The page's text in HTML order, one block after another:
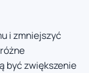
i zmniejszyć
być zwiększenie